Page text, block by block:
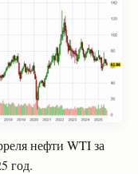
нефти WTIза
год.